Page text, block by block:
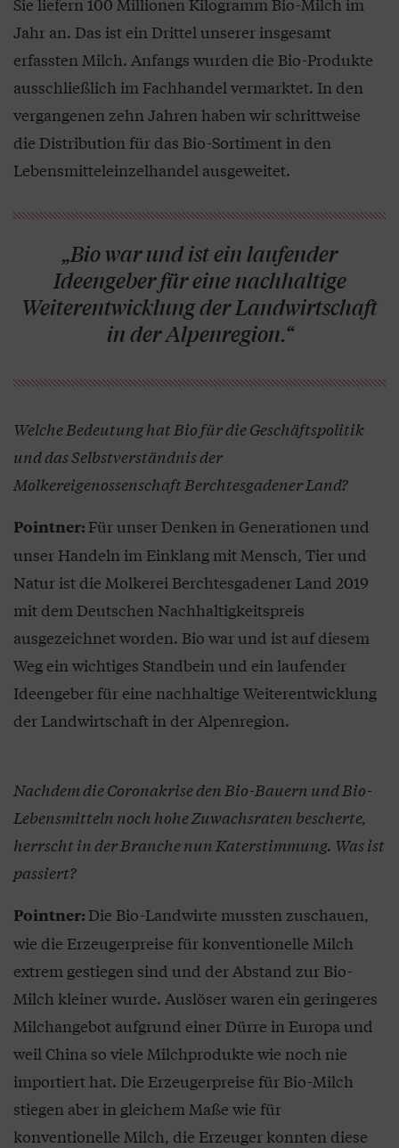
Jahr an. Das ist ein Drittel unserer insgesamt
erfassten Milch. Anfangs wurden die Bio-Produkte
ausschließlich im Fachhandel vermarktet. In den
vergangenen zehn Jahren haben wir schrittweise
die Distribution für das Bio-Sortiment in den
Lebensmitteleinzelhandel ausgeweitet.
„Bio war und ist ein laufender
Ideengeber für eine nachhaltige
Weiterentwicklung der Landwirtschaft
in der Alpenregion.“
Welche Bedeutung hat Bio für die Geschäftspolitik
und das Selbstverständnis der
Molkereigenossenschaft Berchtesgadener Land?
Pointner:Für unser Denken in Generationen und
unser Handeln im Einklang mit Mensch, Tier und
Natur ist die Molkerei Berchtesgadener Land 2019
mit dem Deutschen Nachhaltigkeitspreis
ausgezeichnet worden. Bio war und ist auf diesem
Weg ein wichtiges Standbein und ein laufender
Ideengeber für eine nachhaltige Weiterentwicklung
der Landwirtschaft in der Alpenregion.
Nachdem die Coronakrise den Bio-Bauern und Bio-
Lebensmitteln noch hohe Zuwachsraten bescherte,
herrscht in der Branche nun Katerstimmung. Was ist
passiert?
Pointner:Die Bio-Landwirte mussten zuschauen,
wie die Erzeugerpreise für konventionelle Milch
extrem gestiegen sind und der Abstand zur Bio-
Milch kleiner wurde. Auslöser waren ein geringeres
Milchangebot aufgrund einer Dürre in Europa und
weil China so viele Milchprodukte wie noch nie
importiert hat. Die Erzeugerpreise für Bio-Milch
stiegen aber in gleichem Maße wie für
konventionelle Milch, die Erzeuger konnten diese